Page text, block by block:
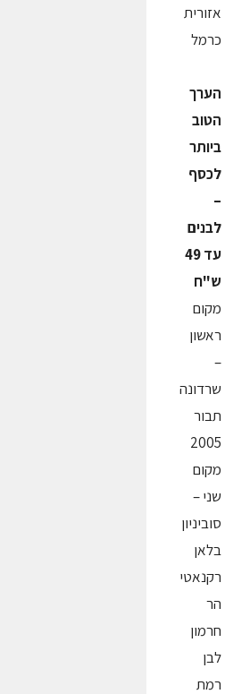
אזורית
כרמל
הערך
הטוב
ביותר
לכסף
–
לבנים
עד 49
ש"ח
מקום
ראשון
–
שרדונה
תבור
2005
מקום
שני –
סוביניון
בלאן
רקנאטי
הר
חרמון
לבן
רמת